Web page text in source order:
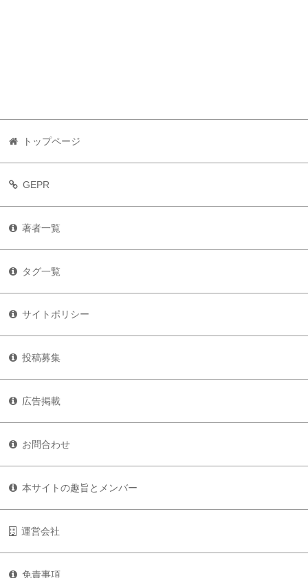
トップページ
GEPR
著者一覧
タグ一覧
サイトポリシー
投稿募集
広告掲載
お問合わせ
本サイトの趣旨とメンバー
運営会社
免責事項